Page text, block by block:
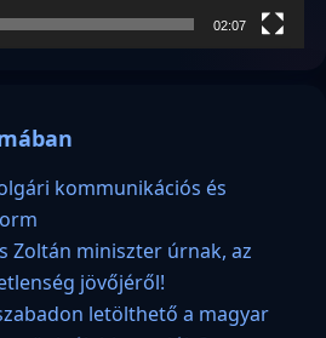
02:07
kommunikációs és
Zoltán miniszter úrnak, az
jövőjéről!
letölthető a magyar